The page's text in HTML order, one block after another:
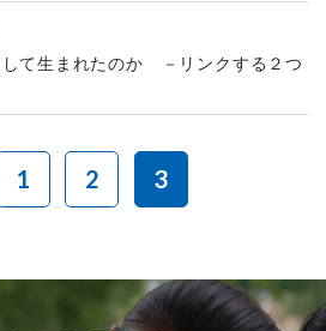
して生まれたのか －リンクする２つ
1 2 3